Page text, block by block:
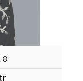
Price